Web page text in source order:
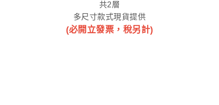
共2層
多尺寸款式現貨提供
(必開立發票，稅另計)